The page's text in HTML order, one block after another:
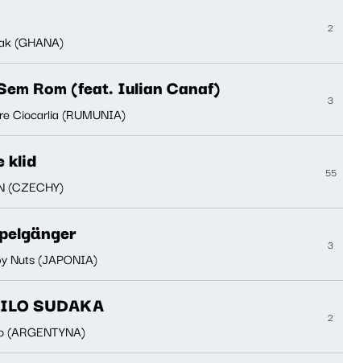
(GHANA)
2
Rom (feat. Iulian Canaf)
Ciocarlia (RUMUNIA)
3
klid
(CZECHY)
55
Nuts (JAPONIA)
3
SUDAKA
(ARGENTYNA)
2